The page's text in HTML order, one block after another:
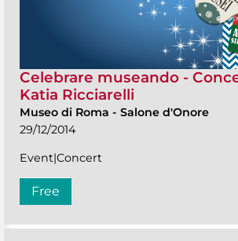
Celebrare museando -
Katia Ricciarelli
Museo di Roma - Salone d'Onore
29/12/2014
Event|Concert
Free